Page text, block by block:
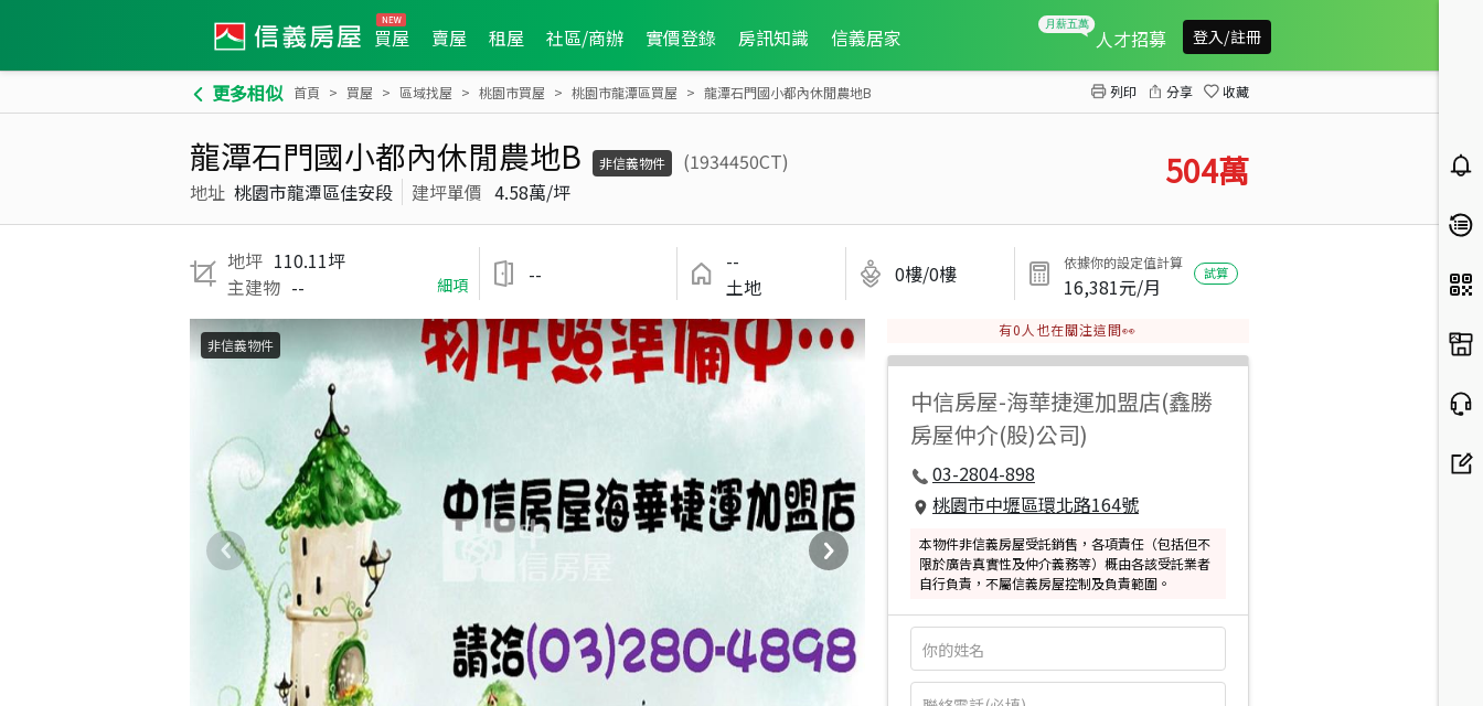
買屋 賣屋 租屋 社區/商辦 實價登錄 房訊知識 信義居家 人才招募 登入/註冊
更多相似 首頁 買屋 區域找屋 桃園市買屋 桃園市龍潭區買屋 龍潭石門國小都內休閒農地B 列印 分享 收藏
龍潭石門國小都內休閒農地B 非信義物件
(1934450CT)
地址 桃園市龍潭區佳安段 建坪單價 4.58萬/坪 504萬
地坪 110.11坪
主建物 -- 細項 --
--
土地
0樓/0樓 依據你的設定值計算
16,381元/月
試算
非信義物件
有0 人也在關注這間👀
中信房屋-海華捷運加盟店(鑫勝
房屋仲介(股)公司)
03-2804-898
桃園市中壢區環北路164號
本物件非信義房屋受託銷售，各項責任（包括但不
限於廣告真實性及仲介義務等）概由各該受託業者
自行負責，不屬信義房屋控制及負責範圍。